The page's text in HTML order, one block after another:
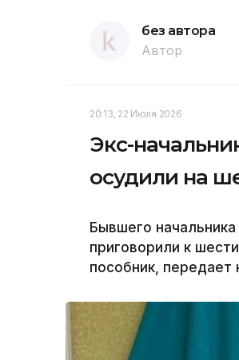
без автора
Автор
20:13, 22 Июля 2026
Экс-
осудили на
Бывшего
приговорили к
пособник, передает